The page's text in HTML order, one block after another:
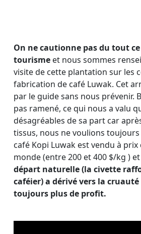
On ne cautionne pas du tout
tourisme et nous sommes
visite de cette plantation sur les
fabrication de café Luwak. Cet
par le guide sans nous prévenir.
pas ramené, ce qui nous a valu
désagréables de sa part car
tissus, nous ne voulions
café Kopi Luwak est vendu à
monde (entre 200 et 400 $/kg )
départ naturelle (la civette
caféier) a dérivé vers la
toujours plus de profit.